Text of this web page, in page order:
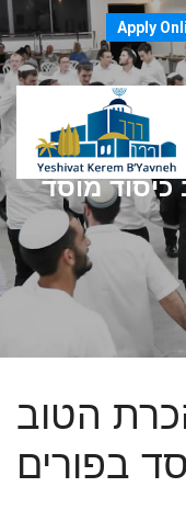
Apply
כיסוד מוסד
הטוב
בפורים